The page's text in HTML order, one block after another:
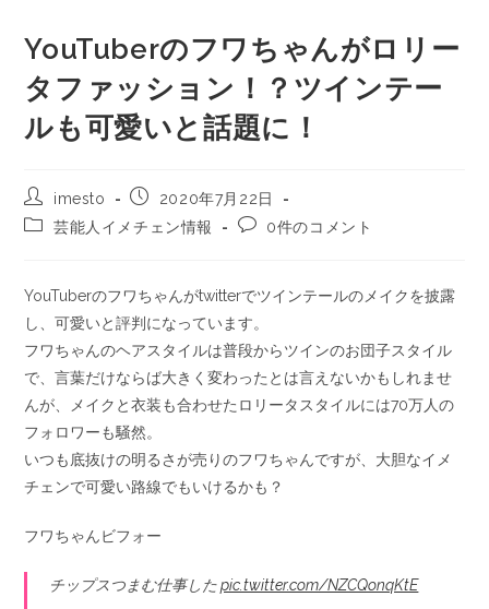
YouTuberのフワちゃんがロリー
タファッション！？ツインテー
ルも可愛いと話題に！
imesto
2020年7月22日
芸能人イメチェン情報
0件のコメント
YouTuberのフワちゃんがtwitterでツインテールのメイクを披露
し、可愛いと評判になっています。
フワちゃんのヘアスタイルは普段からツインのお団子スタイル
で、言葉だけならば大きく変わったとは言えないかもしれませ
んが、メイクと衣装も合わせたロリータスタイルには70万人の
フォロワーも騒然。
いつも底抜けの明るさが売りのフワちゃんですが、大胆なイメ
チェンで可愛い路線でもいけるかも？
フワちゃんビフォー
チップスつまむ仕事したpic.twitter.com/NZCQonqKtE